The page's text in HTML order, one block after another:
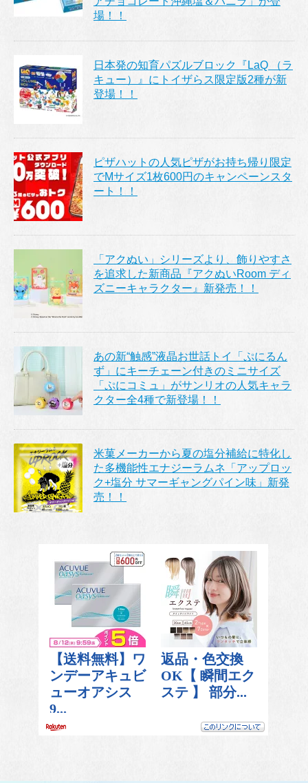
場！！
日本発の知育パズルブロック『LaQ （ラ
キュー）』にトイザらス限定版2種が新
登場！！
ピザハットの人気ピザがお持ち帰り限定
でMサイズ1枚600円のキャンペーンスタ
ート！！
「アクぬい」シリーズより、飾りやすさ
を追求した新商品『アクぬいRoom ディ
ズニーキャラクター』新発売！！
あの新“触感”液晶お世話トイ「ぷにるん
ず」にキーチェーン付きのミニサイズ
「ぷにコミュ」がサンリオの人気キャラ
クター全4種で新登場！！
米菓メーカーから夏の塩分補給に特化し
た多機能性エナジーラムネ「アップロッ
ク+塩分 サマーギャングパイン味」新発
売！！